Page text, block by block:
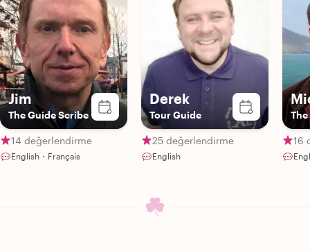
Jim
The Guide Scribe
14 değerlendirme
English・Français
Derek
Tour Guide
25 değerlendirme
English
The
16